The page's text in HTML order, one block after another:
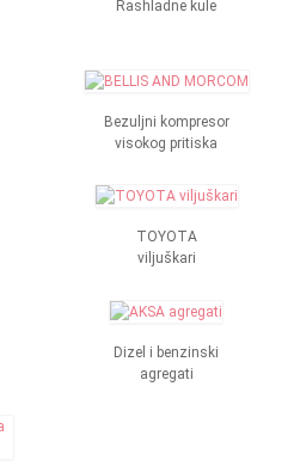
Rashladne kule
Bezuljni kompresor
visokog pritiska
TOYOTA
viljuškari
Dizel i benzinski
agregati